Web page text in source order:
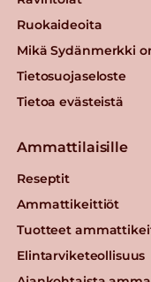
Ruokaideoita
Mikä Sydänmerkki
Tietosuojaseloste
Tietoa evästeistä
Ammattilaisille
Reseptit
Ammattikeittiöt
Tuotteet
Elintarviketeollisuus